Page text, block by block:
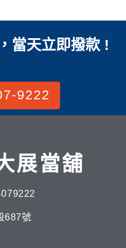
當天立即撥款 !
9222
展當舖
687號